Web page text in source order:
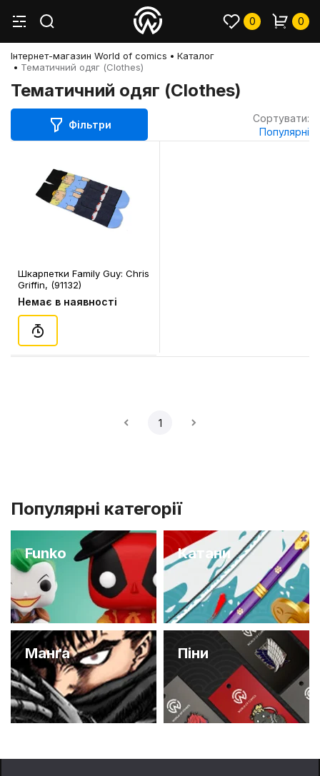
0 0
Інтернет-магазин World of comics
Каталог
Тематичний одяг (Clothes)
Тематичний одяг (Clothes)
Фільтри
Сортувати:
Популярні
Шкарпетки Family Guy: Chris
Griffin, (91132)
Немає в наявності
1
Популярні категорії
Funko Катани
Манґа Піни